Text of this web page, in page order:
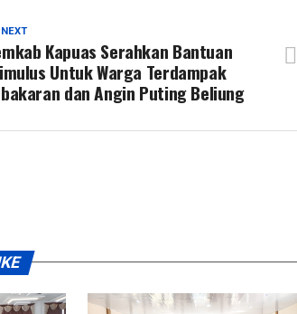
Kapuas Serahkan Bantuan
Untuk Warga Terdampak
dan Angin Puting Beliung